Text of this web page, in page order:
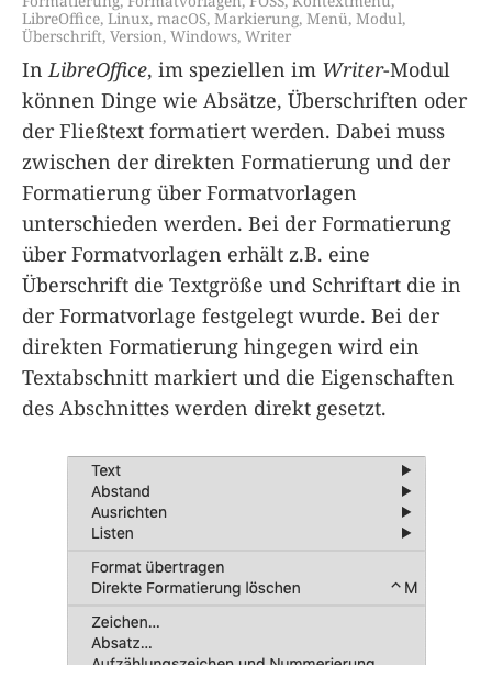
LibreOffice, Linux, macOS, Markierung, Menü, Modul,
Überschrift, Version, Windows, Writer
In LibreOffice, im speziellen im Writer-Modul
können Dinge wie Absätze, Überschriften oder
der Fließtext formatiert werden. Dabei muss
zwischen der direkten Formatierung und der
Formatierung über Formatvorlagen
unterschieden werden. Bei der Formatierung
über Formatvorlagen erhält z.B. eine
Überschrift die Textgröße und Schriftart die in
der Formatvorlage festgelegt wurde. Bei der
direkten Formatierung hingegen wird ein
Textabschnitt markiert und die Eigenschaften
des Abschnittes werden direkt gesetzt.